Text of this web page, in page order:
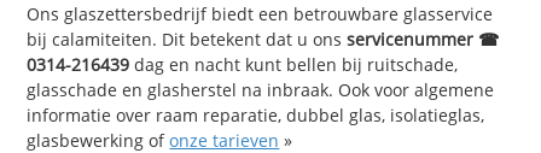
Ons glaszettersbedrijf biedt een betrouwbare glasservice
bij calamiteiten. Dit betekent dat u onsservicenummer ☎
0314-216439 dag en nacht kunt bellen bij ruitschade,
glasschade en glasherstel na inbraak. Ook voor algemene
informatie over raam reparatie, dubbel glas, isolatieglas,
glasbewerking ofonze tarieven »